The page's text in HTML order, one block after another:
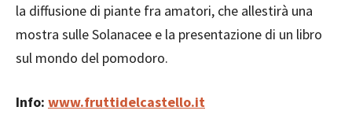
la diffusione di piante fra amatori, che allestirà una
mostra sulle Solanacee e la presentazione di un libro
sul mondo del pomodoro.
Info: www.fruttidelcastello.it